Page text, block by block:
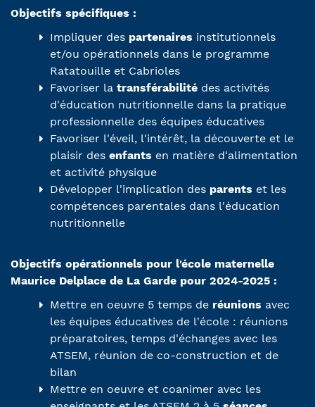
Objectifs spécifiques :
Impliquer des partenaires institutionnels
et/ou opérationnels dans le programme
Ratatouille et Cabrioles
Favoriser la transférabilité des activités
d'éducation nutritionnelle dans la pratique
professionnelle des équipes éducatives
Favoriser l'éveil, l'intérêt, la découverte et le
plaisir des enfants en matière d'alimentation
et activité physique
Développer l'implication des parents et les
compétences parentales dans l'éducation
nutritionnelle
Objectifs opérationnels pour l'école maternelle
Maurice Delplace de La Garde pour 2024-2025 :
Mettre en oeuvre 5 temps de réunions avec
les équipes éducatives de l'école : réunions
préparatoires, temps d'échanges avec les
ATSEM, réunion de co-construction et de
bilan
Mettre en oeuvre et coanimer avec les